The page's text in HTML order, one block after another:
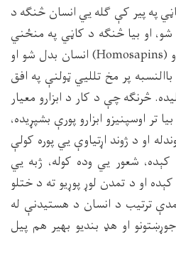
په پير كې ګله يي انسان څنګه د
شو، او بيا څنګه د كاڼي په منځني
(
Homosapins) انسان بدل شو او
پر مخ تلليي ټولنې په افق
څرنګه چې د كار د ابزارو معيار
تر اوسپنيزو ابزارو پورې بشپړيده،
او د ژوند اړتياوې يي پوره كولې
شعور يي وده كوله، ژبه يي
او د تمدن لوړ پوړيو ته د ختلو
ترتيب د انسان د هستيدنې له
او هډ بنديو بهير هم پيل